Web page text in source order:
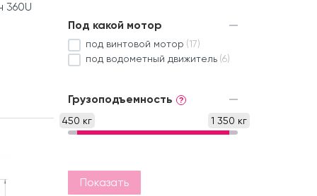
360U
Под какой мотор
под винтовой мотор (17)
под водометный движитель (6)
Грузоподъемность ?
450 кг 1 350 кг
Показать